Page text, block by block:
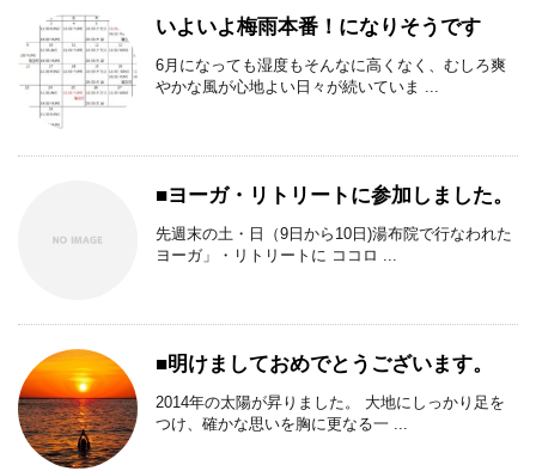
いよいよ梅雨本番！になりそうです
6月になっても湿度もそんなに高くなく、むしろ爽
やかな風が心地よい日々が続いていま ...
■ヨーガ・リトリートに参加しました。
先週末の土・日（9日から10日)湯布院で行なわれた
ヨーガ」・リトリートに ココロ ...
■明けましておめでとうございます。
2014年の太陽が昇りました。 大地にしっかり足を
つけ、確かな思いを胸に更なる一 ...